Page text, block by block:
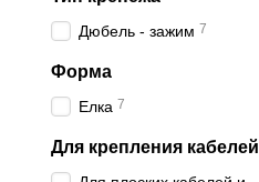
Дюбель - зажим 7
Форма
Елка 7
Для крепления кабелей